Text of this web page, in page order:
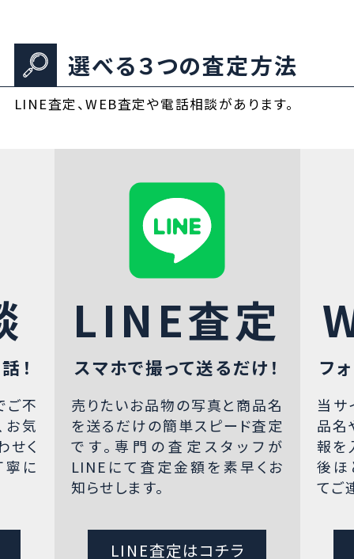
選べる３つの査定方法
LINE査定、WEB査定や電話相談があります。
！
ご不
お気
せく
寧に
LINE査定
スマホで撮って送るだけ！
売りたいお品物の写真と商品名
を送るだけの簡単スピード査定
です。専門の査定スタッフが
LINEにて査定金額を素早くお
知らせします。
LINE査定はコチラ
フ
当サ
品名
報を
後ほ
てご